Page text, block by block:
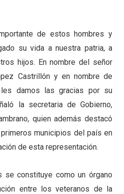
de estos hombres y
su vida a nuestra patria, a
hijos. En nombre del señor
Castrillón y en nombre de
damos las gracias por su
la secretaria de Gobierno,
quien además destacó
municipios del país en
de esta representación.
se constituye como un órgano
entre los veteranos de la